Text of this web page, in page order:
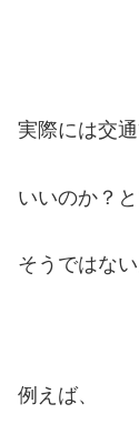
実際には交
いいのか？
そうではない
例えば、